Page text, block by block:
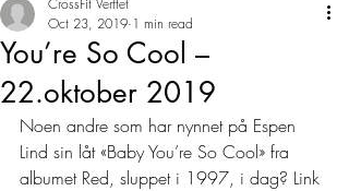
You’re So Cool –
22.oktober 2019
CrossFit Verftet
Oct 23, 2019 1 min read
Noen andre som har nynnet på Espen
Lind sin låt «Baby You’re So Cool» fra
albumet Red, sluppet i 1997, i dag? Link